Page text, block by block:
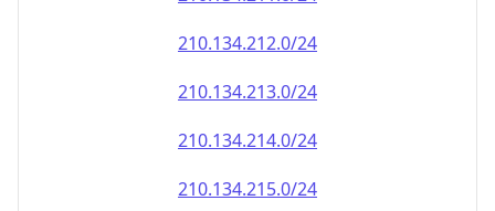
210.134.212.0/24
210.134.213.0/24
210.134.214.0/24
210.134.215.0/24